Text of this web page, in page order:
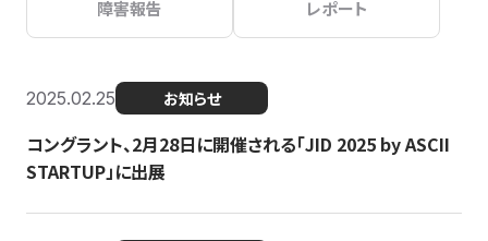
障害報告 レポート
2025.02.25 お知らせ
コングラント、2月28日に開催される「JID 2025 by ASCII
STARTUP」に出展